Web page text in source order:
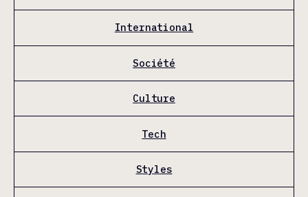
International
Société
Culture
Tech
Styles